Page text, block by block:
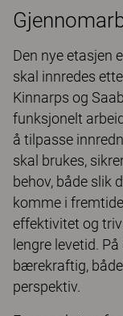
Den nye etasjen
skal innredes
Kinnarps og
funksjonelt
å tilpasse
skal brukes,
behov, både slik
komme i
effektivitet og
lengre levetid.
bærekraftig,
perspektiv.